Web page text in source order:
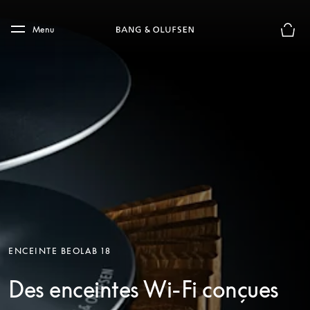
Skip to main footer
Menu
ENCEINTE BEOLAB 18
Des enceintes Wi-Fi conçues